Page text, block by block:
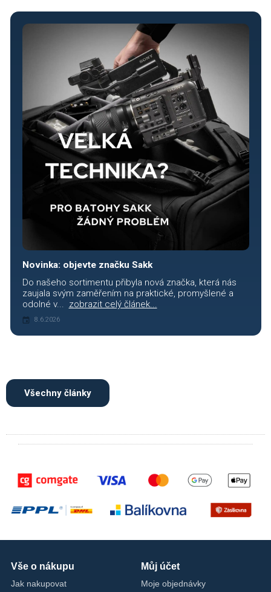
Novinka: objevte značku Sakk
Do našeho sortimentu přibyla nová značka, která nás
zaujala svým zaměřením na praktické, promyšlené a
odolné v... zobrazit celý článek...
8.6.2026
Všechny články
Vše o nákupu
Jak nakupovat
Můj účet
Moje objednávky